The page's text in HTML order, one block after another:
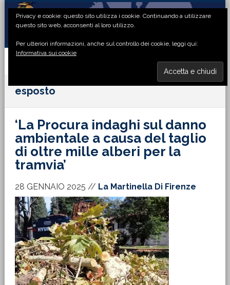
Passa
primaria
Passa
principale
Passa
laterale
Passa
di
esposto
‘La Procura indaghi sul danno
ambientale a causa del taglio
di oltre mille alberi per la
tramvia’
28 GENNAIO 2025 // La Martinella Di Firenze
Privacy e cookie: questo sito utilizza i cookie. Continuando a utilizzare
questo sito web, acconsenti al loro utilizzo.
Per ulteriori informazioni, anche sul controllo dei cookie, leggi qui:
Informativa sui cookie